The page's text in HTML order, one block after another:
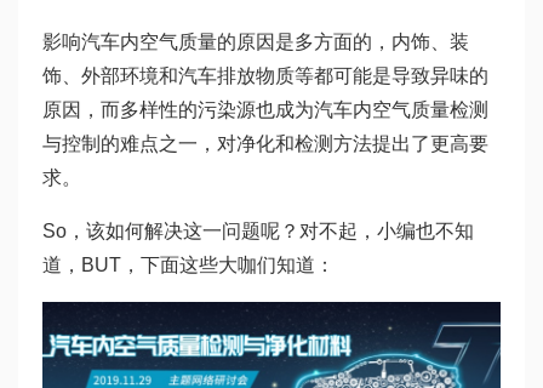
影响汽车内空气质量的原因是多方面的，内饰、装
饰、外部环境和汽车排放物质等都可能是导致异味的
原因，而多样性的污染源也成为汽车内空气质量检测
与控制的难点之一，对净化和检测方法提出了更高要
求。
So，该如何解决这一问题呢？对不起，小编也不知
道，BUT，下面这些大咖们知道：